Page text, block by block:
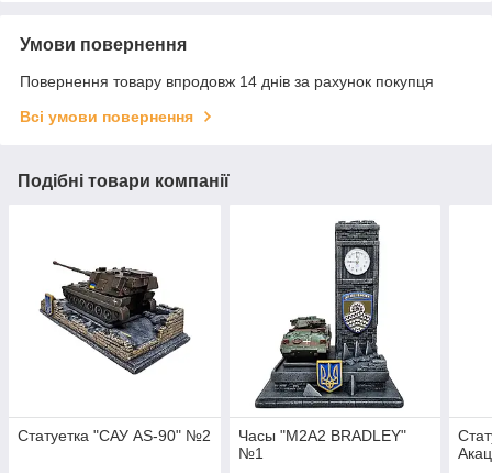
Умови повернення
Повернення товару впродовж 14 днів за рахунок покупця
Всі умови повернення
Подібні товари компанії
Статуетка "САУ AS-90" №2
Часы "M2A2 BRADLEY"
№1